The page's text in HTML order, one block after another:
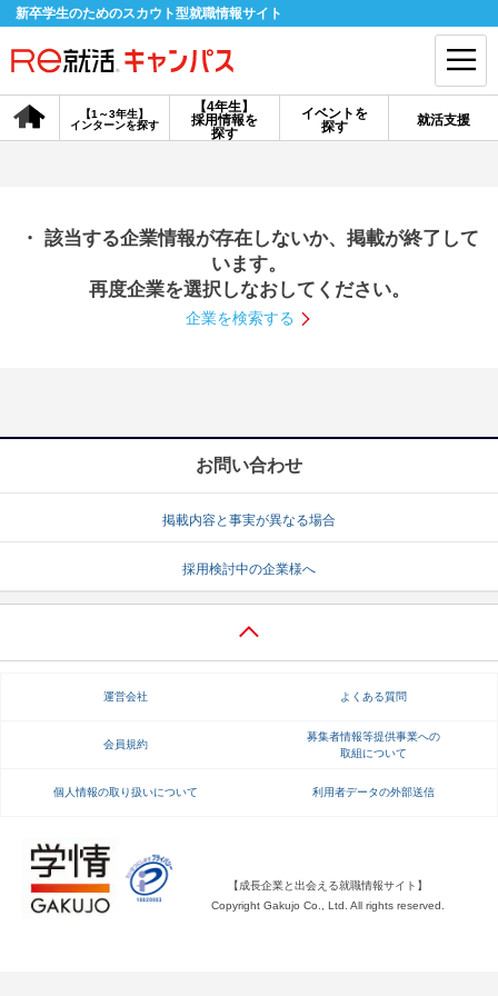
新卒学生のためのスカウト型就職情報サイト
【4年生】
採用情報を
探す
【1～3年生】
インターンを探す
イベントを
探す
就活支援
会員登録 ログイン
探す
【4年生】
説明会を探す
就活ノウハウ・サポート
就活ノウハウが満載！ お役立ち記事・相談室など
就活ニュースペーパー よくある質問
不明点があればこちら
・ 該当する企業情報が存在しないか、掲載が終了して
います。
再度企業を選択しなおしてください。
企業を検索する
お問い合わせ
掲載内容と事実が異なる場合
採用検討中の企業様へ
運営会社 よくある質問
会員規約
募集者情報等提供事業への
取組について
個人情報の取り扱いについて 利用者データの外部送信
【成長企業と出会える就職情報サイト】
Copyright Gakujo Co., Ltd. All rights reserved.